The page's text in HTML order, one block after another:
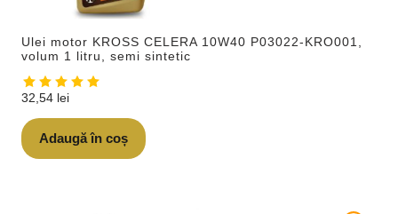
Ulei motor KROSS CELERA 10W40 P03022-KRO001,
volum 1 litru, semi sintetic
32,54 lei
Adaugă în coș